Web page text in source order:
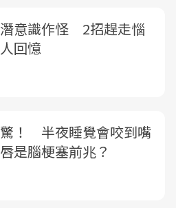
潛意識作怪 2招趕走惱
人回憶
驚！ 半夜睡覺會咬到嘴
唇是腦梗塞前兆？